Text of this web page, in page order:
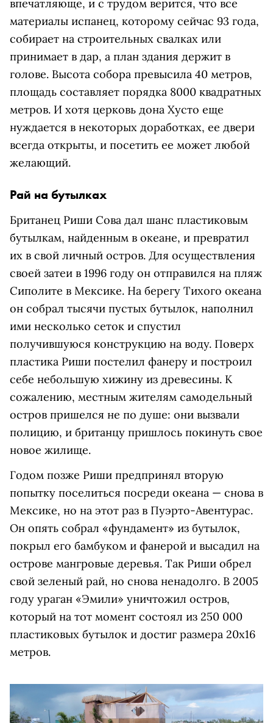
впечатляюще, и с трудом верится, что все
материалы испанец, которому сейчас 93 года,
собирает на строительных свалках или
принимает в дар, а план здания держит в
голове. Высота собора превысила 40 метров,
площадь составляет порядка 8000 квадратных
метров. И хотя церковь дона Хусто еще
нуждается в некоторых доработках, ее двери
всегда открыты, и посетить ее может любой
желающий.
Рай на бутылках
Британец Риши Сова дал шанс пластиковым
бутылкам, найденным в океане, и превратил
их в свой личный остров. Для осуществления
своей затеи в 1996 году он отправился на пляж
Сиполите в Мексике. На берегу Тихого океана
он собрал тысячи пустых бутылок, наполнил
ими несколько сеток и спустил
получившуюся конструкцию на воду. Поверх
пластика Риши постелил фанеру и построил
себе небольшую хижину из древесины. К
сожалению, местным жителям самодельный
остров пришелся не по душе: они вызвали
полицию, и британцу пришлось покинуть свое
новое жилище.
Годом позже Риши предпринял вторую
попытку поселиться посреди океана — снова в
Мексике, но на этот раз в Пуэрто-Авентурас.
Он опять собрал «фундамент» из бутылок,
покрыл его бамбуком и фанерой и высадил на
острове мангровые деревья. Так Риши обрел
свой зеленый рай, но снова ненадолго. В 2005
году ураган «Эмили» уничтожил остров,
который на тот момент состоял из 250 000
пластиковых бутылок и достиг размера 20х16
метров.